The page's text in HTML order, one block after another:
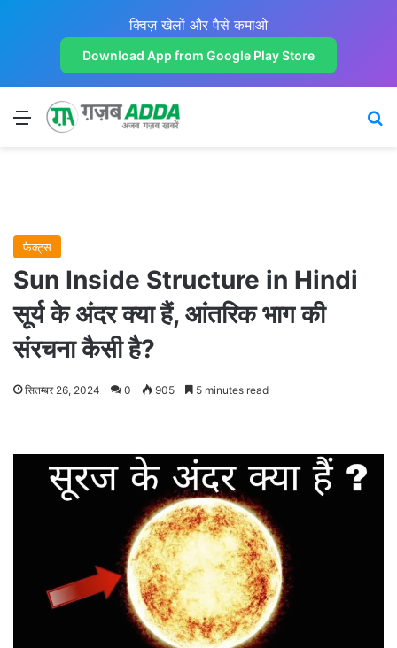
क्विज़ खेलों और पैसे कमाओ
Download App from Google Play Store
Menu
फैक्ट्स
Sun Inside Structure in Hindi
सूर्य के अंदर क्या हैं, आंतरिक भाग की
संरचना कैसी है?
सितम्बर 26, 2024 0 905 5 minutes read